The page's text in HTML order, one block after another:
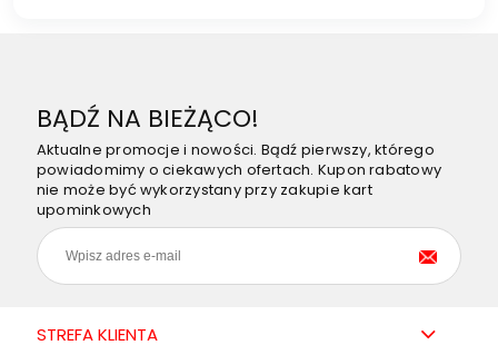
BĄDŹ NA BIEŻĄCO!
Aktualne promocje i nowości. Bądź pierwszy, którego
powiadomimy o ciekawych ofertach. Kupon rabatowy
nie może być wykorzystany przy zakupie kart
upominkowych
STREFA KLIENTA